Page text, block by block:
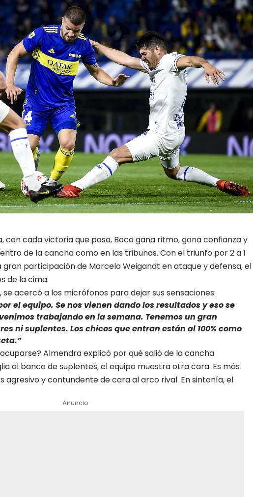
con cada victoria que pasa, Boca gana ritmo, gana confianza y
de la cancha como en las tribunas. Con el triunfo por 2 a 1
gran participación de Marcelo Weigandt en ataque y defensa, el
de la cima.
se acercó a los micrófonos para dejar sus sensaciones:
el equipo. Se nos vienen dando los resultados y eso se
trabajando en la semana. Tenemos un gran
ni suplentes. Los chicos que entran están al 100% como
Almendra explicó por qué salió de la cancha
al banco de suplentes, el equipo muestra otra cara. Es más
agresivo y contundente de cara al arco rival. En sintonía, el
Anuncio